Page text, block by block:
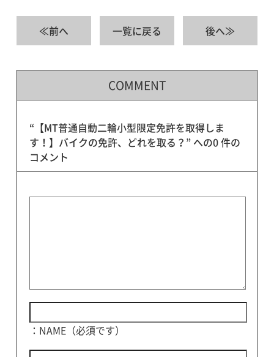
≪前へ 一覧に戻る 後へ≫
COMMENT
“【MT普通自動二輪小型限定免許を取得しま
す！】バイクの免許、どれを取る？” への0 件の
コメント
：NAME（必須です）